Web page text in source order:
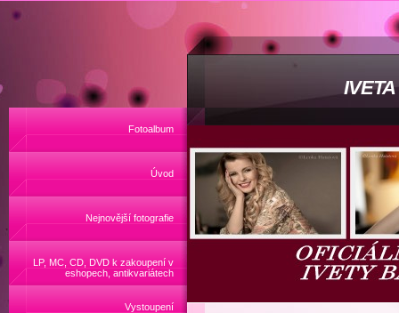
Fotoalbum
Úvod
Nejnovější fotografie
LP, MC, CD, DVD k zakoupení v
eshopech, antikvariátech
Vystoupení